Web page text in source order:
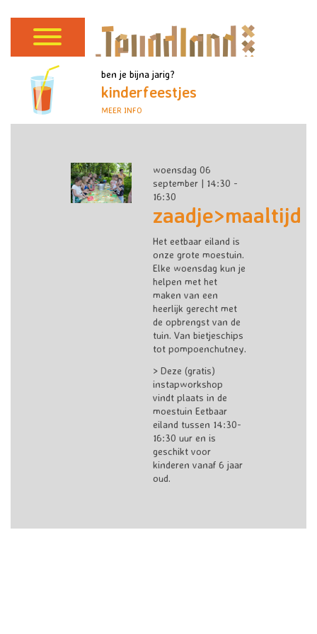
ben je bijna jarig?
kinderfeestjes
MEER INFO
woensdag 06
september | 14:30 -
16:30
zaadje>maaltijd
Het eetbaar eiland is
onze grote moestuin.
Elke woensdag kun je
helpen met het
maken van een
heerlijk gerecht met
de opbrengst van de
tuin. Van bietjeschips
tot pompoenchutney.
> Deze (gratis)
instapworkshop
vindt plaats in de
moestuin Eetbaar
eiland tussen 14:30-
16:30 uur en is
geschikt voor
kinderen vanaf 6 jaar
oud.